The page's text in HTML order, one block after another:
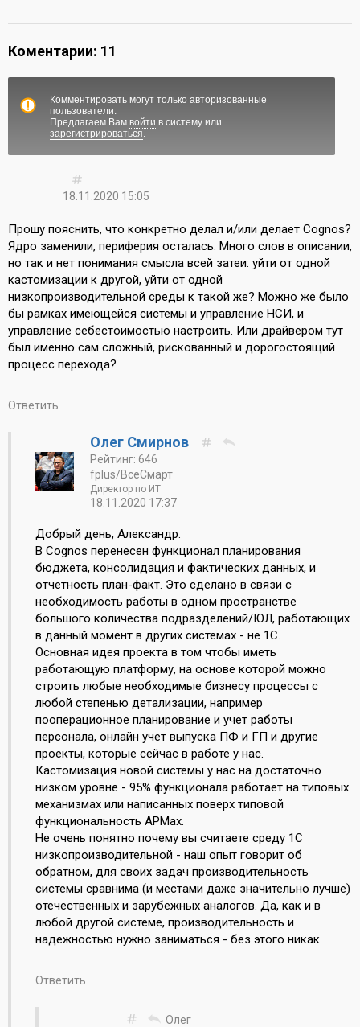
Коментарии: 11
Комментировать могут только авторизованные
пользователи.
Предлагаем Вам войти в систему или
зарегистрироваться
18.11.2020 15:05
Прошу пояснить, что конкретно делал и/или делает Cognos?
Ядро заменили, периферия осталась. Много слов в описании,
но так и нет понимания смысла всей затеи: уйти от одной
кастомизации к другой, уйти от одной
низкопроизводительной среды к такой же? Можно же было
бы рамках имеющейся системы и управление НСИ, и
управление себестоимостью настроить. Или драйвером тут
был именно сам сложный, рискованный и дорогостоящий
процесс перехода?
Ответить
Олег Смирнов
Рейтинг: 646
fplus/ВсеСмарт
Директор по ИТ
18.11.2020 17:37
Добрый день, Александр.
В Cognos перенесен функционал планирования
бюджета, консолидация и фактических данных, и
отчетность план-факт. Это сделано в связи с
необходимость работы в одном пространстве
большого количества подразделений/ЮЛ, работающих
в данный момент в других системах - не 1С.
Основная идея проекта в том чтобы иметь
работающую платформу, на основе которой можно
строить любые необходимые бизнесу процессы с
любой степенью детализации, например
пооперационное планирование и учет работы
персонала, онлайн учет выпуска ПФ и ГП и другие
проекты, которые сейчас в работе у нас.
Кастомизация новой системы у нас на достаточно
низком уровне - 95% функционала работает на типовых
механизмах или написанных поверх типовой
функциональность АРМах.
Не очень понятно почему вы считаете среду 1С
низкопроизводительной - наш опыт говорит об
обратном, для своих задач производительность
системы сравнима (и местами даже значительно лучше)
отечественных и зарубежных аналогов. Да, как и в
любой другой системе, производительность и
надежностью нужно заниматься - без этого никак.
Ответить
Олег